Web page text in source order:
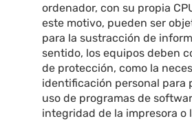
ordenador, con su propia
este motivo, pueden ser
para la sustracción de
sentido, los equipos deben
de protección, como la
identificación personal para
uso de programas de
integridad de la impresora o